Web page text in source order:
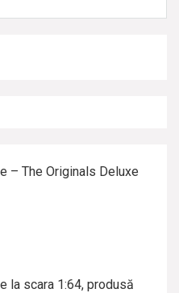
– The Originals Deluxe
la scara 1:64, produsă